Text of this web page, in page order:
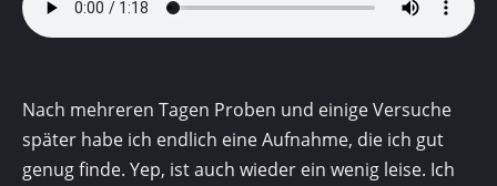
Nach mehreren Tagen Proben und einige Versuche
später habe ich endlich eine Aufnahme, die ich gut
genug finde. Yep, ist auch wieder ein wenig leise. Ich